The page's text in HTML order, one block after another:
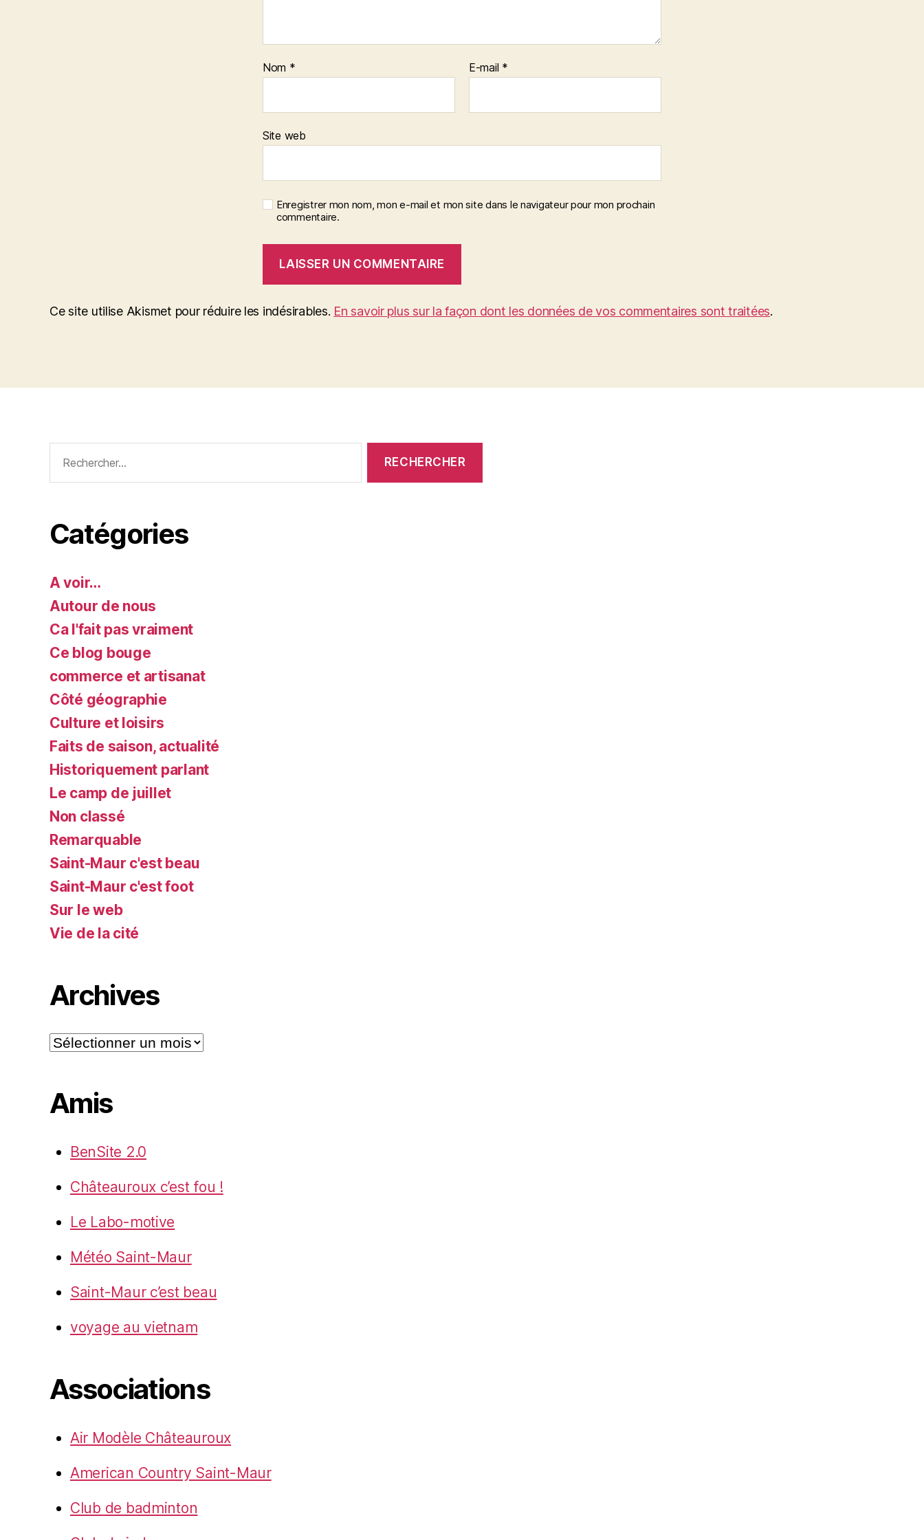
Nom * E-mail *
Site web
Enregistrer mon nom, mon e-mail et mon site dans le navigateur pour mon prochain
commentaire.
Ce site utilise Akismet pour réduire les indésirables. En savoir plus sur la façon dont les données de vos commentaires sont traitées.
Catégories
A voir…
Autour de nous
Ca l'fait pas vraiment
Ce blog bouge
commerce et artisanat
Côté géographie
Culture et loisirs
Faits de saison, actualité
Historiquement parlant
Le camp de juillet
Non classé
Remarquable
Saint-Maur c'est beau
Saint-Maur c'est foot
Sur le web
Vie de la cité
Archives
Archives
Amis
BenSite 2.0
Châteauroux c’est fou !
Le Labo-motive
Météo Saint-Maur
Saint-Maur c’est beau
voyage au vietnam
Associations
Air Modèle Châteauroux
American Country Saint-Maur
Club de badminton